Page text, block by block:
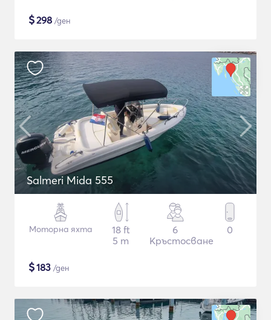
$298 /ден
Salmeri Mida 555
Моторна яхта
18 ft
5 m
6
Кръстосване
0
$183 /ден